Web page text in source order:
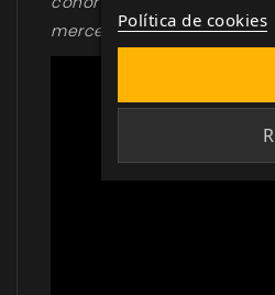
mercenarios!
Política de cookies